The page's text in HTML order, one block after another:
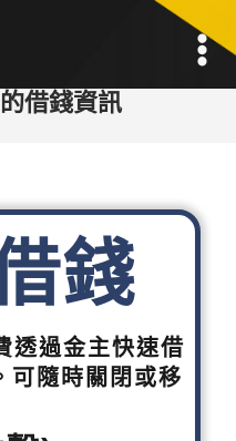
借錢資訊
錢
透過金主快速借
可隨時關閉或移